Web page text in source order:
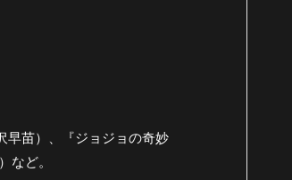
早苗）、『ジョジョの奇妙
など。